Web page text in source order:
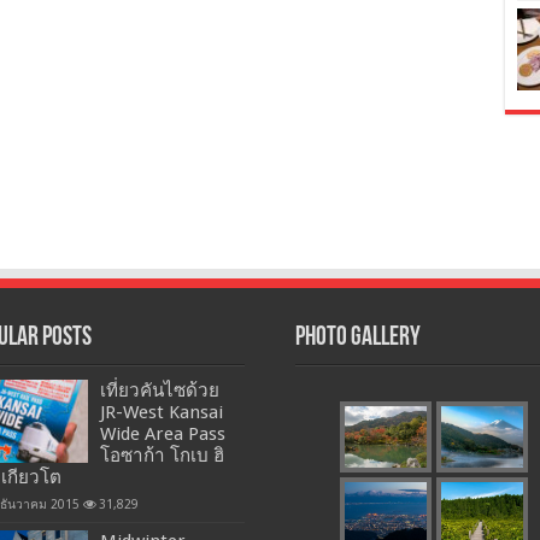
Posts
เที่ยวคันไซด้วย
JR-West Kansai
Wide Area Pass
โอซาก้า โกเบ ฮิ
กียวโต
นวาคม 2015 31,829
Photo Gallery